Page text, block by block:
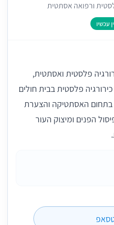
ורפואה אסתטית
פלסטית ואסתטית,
פלסטית בבית חולים
האסתטיקה והצערת
הפנים ומיצוק העור